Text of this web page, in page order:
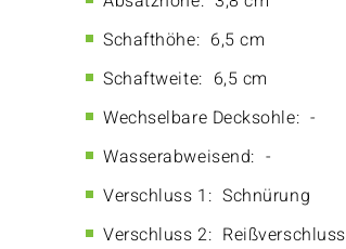
Schafthöhe: 6,5 cm
Schaftweite: 6,5 cm
Wechselbare Decksohle: -
Wasserabweisend: -
Verschluss 1: Schnürung
Verschluss 2: Reißverschluss